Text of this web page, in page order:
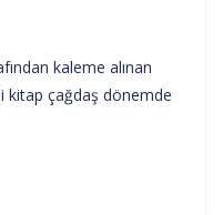
kaleme alınan
kitap çağdaş dönemde